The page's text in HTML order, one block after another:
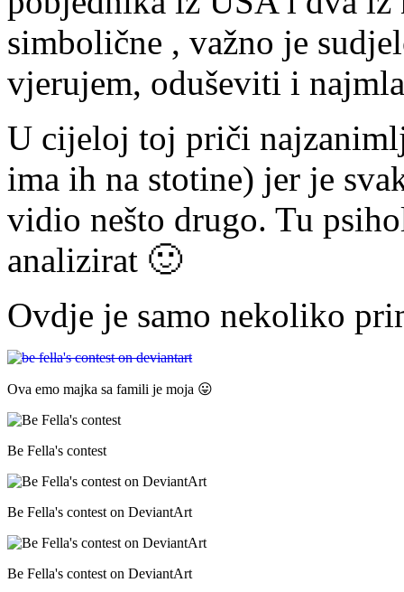
simbolične , važno je
vjerujem, oduševiti i
U cijeloj toj priči
ima ih na stotine) jer je
vidio nešto drugo. Tu
analizirat 🙂
Ovdje je samo nekoliko
Ova emo majka sa famili je moja 😛
Be Fella's contest
Be Fella's contest on DeviantArt
Be Fella's contest on DeviantArt